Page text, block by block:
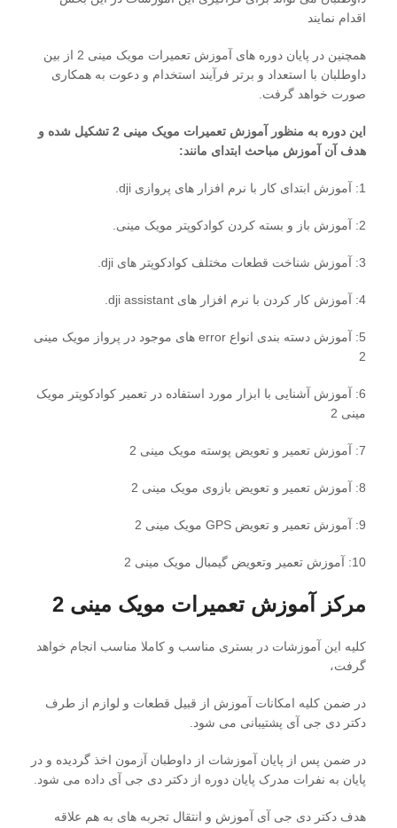
اقدام نمایند
همچنین در پایان دوره های آموزش تعمیرات مویک مینی 2 از بین
داوطلبان با استعداد و برتر فرآیند استخدام و دعوت به همکاری
صورت خواهد گرفت.
این دوره به منظور آموزش تعمیرات مویک مینی 2 تشکیل شده و
هدف آن آموزش مباحث ابتدای مانند:
1: آموزش ابتدای کار با نرم افزار های پروازی dji.
2: آموزش باز و بسته کردن کوادکوپتر مویک مینی.
3: آموزش شناخت قطعات مختلف کوادکوپتر های dji.
4: آموزش کار کردن با نرم افزار های dji assistant.
5: آموزش دسته بندی انواع error های موجود در پرواز مویک مینی
2
6: آموزش آشنایی با ابزار مورد استفاده در تعمیر کوادکوپتر مویک
مینی 2
7: آموزش تعمیر و تعویض پوسته مویک مینی 2
8: آموزش تعمیر و تعویض بازوی مویک مینی 2
9: آموزش تعمیر و تعویض GPS مویک مینی 2
10: آموزش تعمیر وتعویض گیمبال مویک مینی 2
مرکز آموزش تعمیرات مویک مینی 2
کلیه این آموزشات در بستری مناسب و کاملا مناسب انجام خواهد
گرفت،
در ضمن کلیه امکانات آموزش از قبیل قطعات و لوازم از طرف
دکتر دی جی آی پشتیبانی می شود.
در ضمن پس از پایان آموزشات از داوطبان آزمون اخذ گردیده و در
پایان به نفرات مدرک پایان دوره از دکتر دی جی آی داده می شود.
هدف دکتر دی جی آی آموزش و انتقال تجربه های به هم علاقه